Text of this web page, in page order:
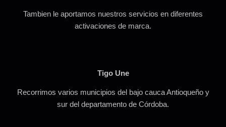
Tambien le aportamos nuestros servicios en diferentes
activaciones de marca.
Tigo Une
Recorrimos varios municipios del bajo cauca Antioqueño y
sur del departamento de Córdoba.